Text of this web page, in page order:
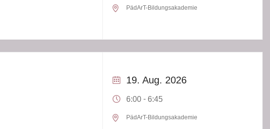
PädArT-Bildungsakademie
19. Aug. 2026
6:00 - 6:45
PädArT-Bildungsakademie